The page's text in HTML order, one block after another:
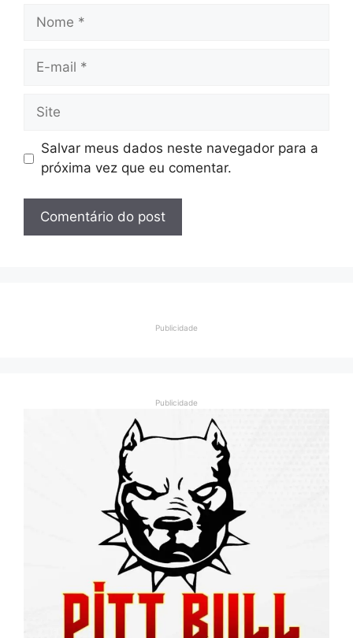
Nome
Site
Salvar meus dados neste navegador para a
próxima vez que eu comentar.
Publicidade
Publicidade